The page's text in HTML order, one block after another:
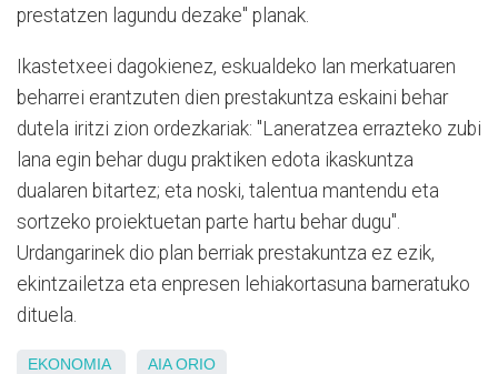
prestatzen lagundu dezake" planak.
Ikastetxeei dagokienez, eskualdeko lan merkatuaren
beharrei erantzuten dien prestakuntza eskaini behar
dutela iritzi zion ordezkariak: "Laneratzea errazteko zubi
lana egin behar dugu praktiken edota ikaskuntza
dualaren bitartez; eta noski, talentua mantendu eta
sortzeko proiektuetan parte hartu behar dugu".
Urdangarinek dio plan berriak prestakuntza ez ezik,
ekintzailetza eta enpresen lehiakortasuna barneratuko
dituela.
EKONOMIA AIA ORIO